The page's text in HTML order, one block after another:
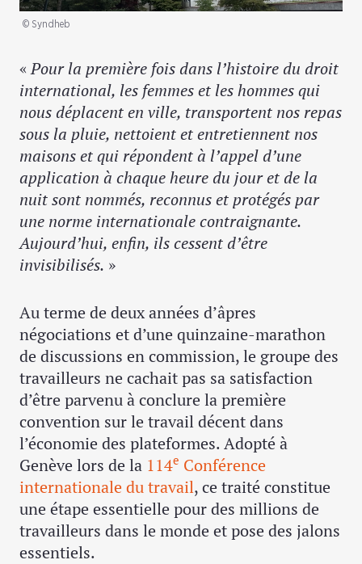
© Syndheb
«Pour la première fois dans l’histoire du droit
international, les femmes et les hommes qui
nous déplacent en ville, transportent nos repas
sous la pluie, nettoient et entretiennent nos
maisons et qui répondent à l’appel d’une
application à chaque heure du jour et de la
nuit sont nommés, reconnus et protégés par
une norme internationale contraignante.
Aujourd’hui, enfin, ils cessent d’être
invisibilisés. »
Au terme de deux années d’âpres
négociations et d’une quinzaine-marathon
de discussions en commission, le groupe des
travailleurs ne cachait pas sa satisfaction
d’être parvenu à conclure la première
convention sur le travail décent dans
l’économie des plateformes. Adopté à
Genève lors de la 114e Conférence
internationale du travail, ce traité constitue
une étape essentielle pour des millions de
travailleurs dans le monde et pose des jalons
essentiels.